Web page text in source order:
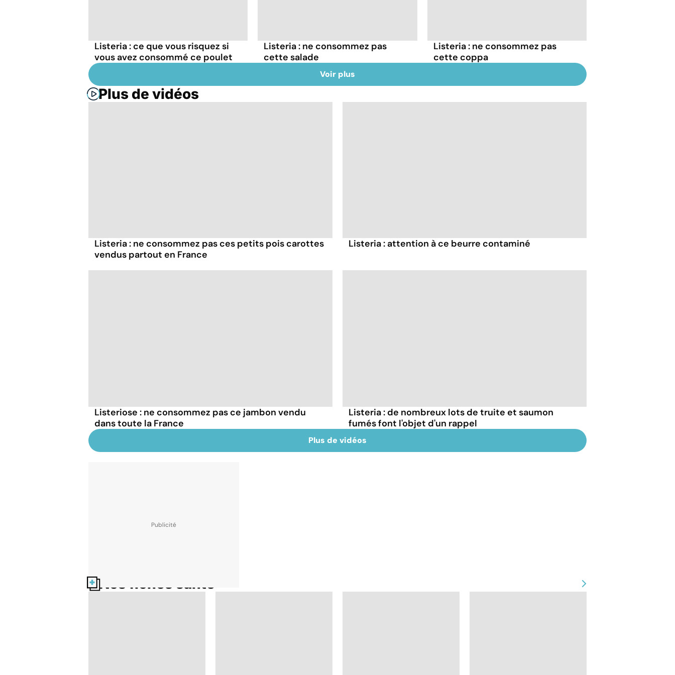
Listeria : ce que vous risquez si
vous avez consommé ce poulet
Listeria : ne consommez pas
cette salade
Listeria : ne consommez pas
cette coppa
Voir plus
Plus de vidéos
Listeria : ne consommez pas ces petits pois carottes
vendus partout en France
Listeria : attention à ce beurre contaminé
Listeriose : ne consommez pas ce jambon vendu
dans toute la France
Listeria : de nombreux lots de truite et saumon
fumés font l'objet d'un rappel
Plus de vidéos
Nos fiches santé